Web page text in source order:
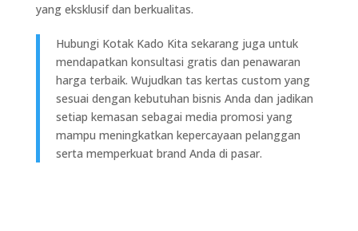
yang eksklusif dan berkualitas.
Hubungi Kotak Kado Kita sekarang juga untuk
mendapatkan konsultasi gratis dan penawaran
harga terbaik. Wujudkan tas kertas custom yang
sesuai dengan kebutuhan bisnis Anda dan jadikan
setiap kemasan sebagai media promosi yang
mampu meningkatkan kepercayaan pelanggan
serta memperkuat brand Anda di pasar.